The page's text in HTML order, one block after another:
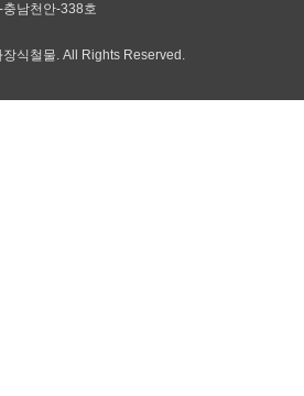
남천안-338호
식철물. All Rights Reserved.